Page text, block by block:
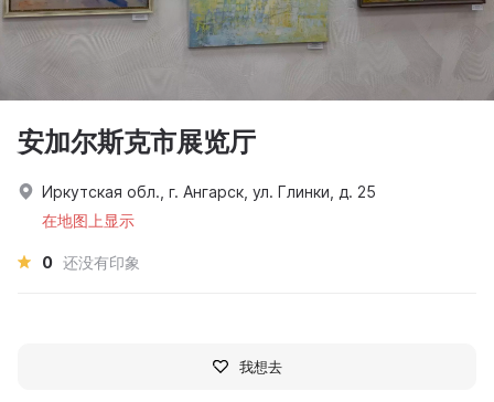
安加尔斯克市展览厅
Иркутская обл., г. Ангарск, ул. Глинки, д. 25
在地图上显示
0 还没有印象
我想去